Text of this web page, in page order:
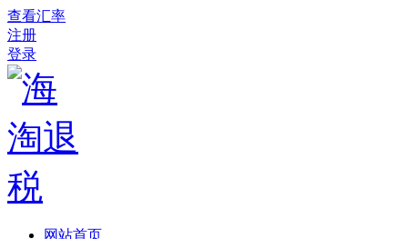
查看汇率
注册
登录
网站首页